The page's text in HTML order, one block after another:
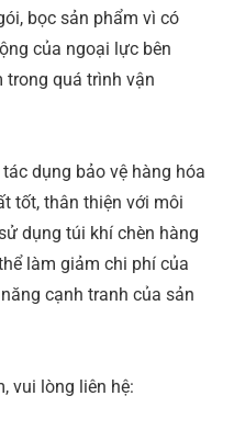
bọc sản phẩm vì có
của ngoại lực bên
trong quá trình vận
dụng bảo vệ hàng hóa
tốt, thân thiện với môi
dụng túi khí chèn hàng
làm giảm chi phí của
cạnh tranh của sản
vui lòng liên hệ: